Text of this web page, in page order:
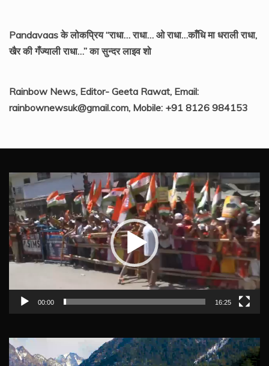
Pandavaas के लोकप्रिय “राधा… राधा… ओ राधा…काँधि मा धराली राधा,
खैर की गँज्याली राधा…” का सुन्दर लाइव शो
Rainbow News, Editor- Geeta Rawat, Email:
rainbownewsuk@gmail.com, Mobile: +91 8126 984153
Video
Player
00:00 16:25
Video
Player